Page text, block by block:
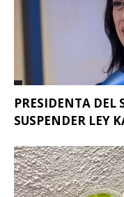
PRESIDENTA DEL
SUSPENDER LEY